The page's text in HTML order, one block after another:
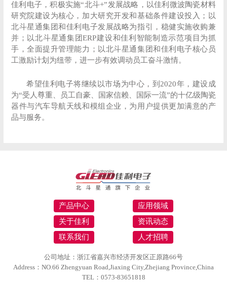
佳利电子，积极实施“北斗+”发展战略，以佳利微波陶瓷材料
研究院建设为核心，加大研究开发和基础条件建设投入；以
北斗星通集团和佳利电子发展战略为指引，稳健实施收购兼
并；以北斗星通集团ERP建设和佳利智能制造示范项目为抓
手，全面提升管理能力；以北斗星通集团和佳利电子核心员
工激励计划为纽带，进一步有效调动员工奋斗激情。
希望佳利电子将继续以市场为中心，到2020年，建设成
为“受人尊重、员工自豪、国家信赖、国际一流”的十亿级陶瓷
器件与汽车导航天线和模组企业，为用户提供更加满意的产
品与服务。
产品中心
应用领域
关于佳利
资讯动态
联系我们
人才招聘
公司地址：浙江省嘉兴市经济开发区正原路66号
Address：NO.66 Zhengyuan Road,Jiaxing City,Zhejiang Province,China
TEL：0573-83651818